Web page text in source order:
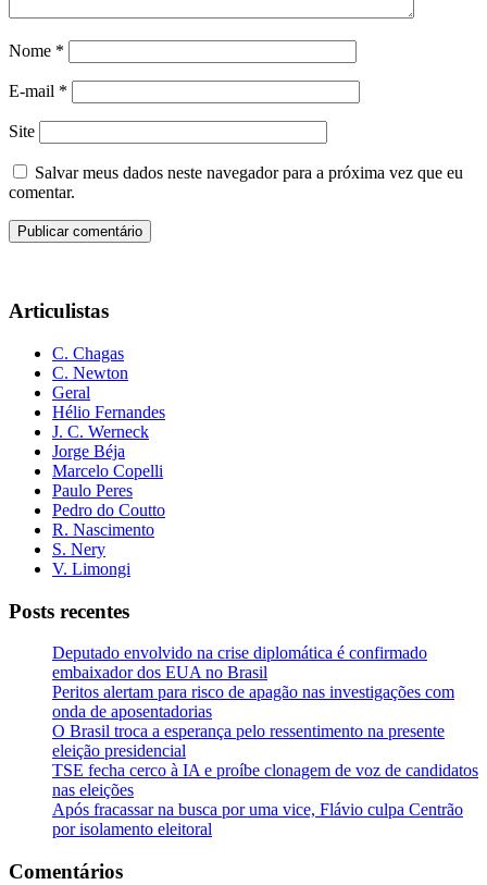
Nome *
E-mail *
Site
Salvar meus dados neste navegador para a próxima vez que eu
comentar.
Articulistas
C. Chagas
C. Newton
Geral
Hélio Fernandes
J. C. Werneck
Jorge Béja
Marcelo Copelli
Paulo Peres
Pedro do Coutto
R. Nascimento
S. Nery
V. Limongi
Posts recentes
Deputado envolvido na crise diplomática é confirmado
embaixador dos EUA no Brasil
Peritos alertam para risco de apagão nas investigações com
onda de aposentadorias
O Brasil troca a esperança pelo ressentimento na presente
eleição presidencial
TSE fecha cerco à IA e proíbe clonagem de voz de candidatos
nas eleições
Após fracassar na busca por uma vice, Flávio culpa Centrão
por isolamento eleitoral
Comentários